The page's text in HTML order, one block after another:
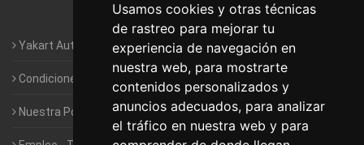
Usamos cookies y otras técnicas
de rastreo para mejorar tu
experiencia de navegación en
nuestra web, para mostrarte
contenidos personalizados y
anuncios adecuados, para analizar
el tráfico en nuestra web y para
Autocaravanas Yakart Vitoria
Yakart Autocaravanas · La empresa
Condiciones de Alquiler de Yakart
Nuestra Política de Privacidad